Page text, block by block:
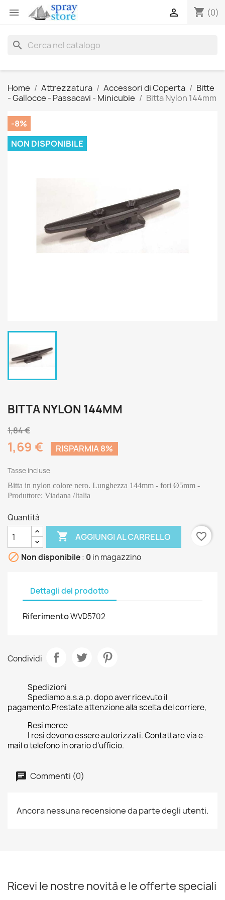
 shopping_cart (0)

search
Home Attrezzatura Accessori di Coperta
Bitte
- Gallocce - Passacavi - Minicubie
Bitta Nylon 144mm
-8%
NON DISPONIBILE
BITTA NYLON 144MM
1,84 €
1,69 € RISPARMIA 8%
Tasse incluse
Bitta in nylon colore nero. Lunghezza 144mm - fori Ø5mm -
Produttore: Viadana /Italia
Quantità
 AGGIUNGI AL CARRELLO
favorite_border
 Non disponibile: 0in magazzino
Dettagli del prodotto
RiferimentoWVD5702
Condividi
Spedizioni
Spediamo a.s.a.p. dopo aver ricevuto il
pagamento.Prestate attenzione alla scelta del corriere,
Resi merce
I resi devono essere autorizzati. Contattare via e-
mail o telefono in orario d'ufficio.
Commenti (0)
Ancora nessuna recensione da parte degli utenti.
Ricevi le nostre novità e le offerte speciali